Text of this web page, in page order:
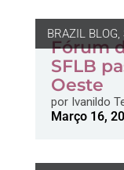
BRAZIL BLOG,
Fórum
SFLB
Oeste
porIvanildo
Março 16,